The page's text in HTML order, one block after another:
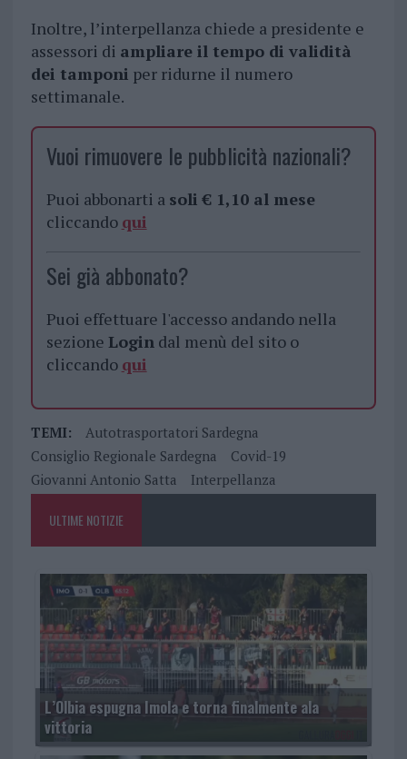
Inoltre, l’interpellanza chiede a presidente e
assessori di ampliare il tempo di validità
dei tamponi per ridurne il numero
settimanale.
Vuoi rimuovere le pubblicità nazionali?
Puoi abbonarti a soli € 1,10 al mese
cliccando qui
Sei già abbonato?
Puoi effettuare l'accesso andando nella
sezione Logindal menù del sito o
cliccando qui
TEMI:
Autotrasportatori Sardegna
Consiglio Regionale Sardegna
Covid-19
Giovanni Antonio Satta
Interpellanza
ULTIME NOTIZIE
L’Olbia espugna Imola e torna finalmente ala
vittoria